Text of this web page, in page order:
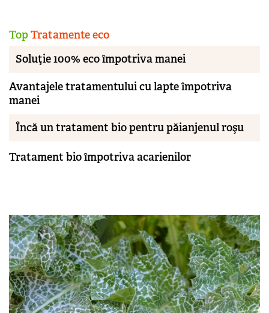
TopTratamente eco
Soluţie 100% eco împotriva manei
Avantajele tratamentului cu lapte împotriva
manei
Încă un tratament bio pentru păianjenul roşu
Tratament bio împotriva acarienilor